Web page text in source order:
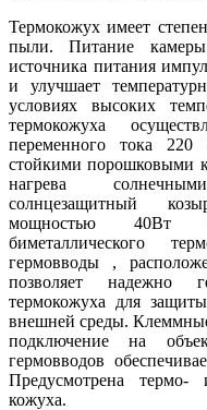
Термокожух имеет
пыли. Питание камеры
источника питания
и улучшает
условиях высоких
термокожуха
переменного тока
стойкими порошковыми
нагрева
солнцезащитный
мощностью 40Вт
биметаллического
гермовводы ,
позволяет надежно
термокожуха для
внешней среды.
подключение на
гермовводов
Предусмотрена термо-
кожуха.